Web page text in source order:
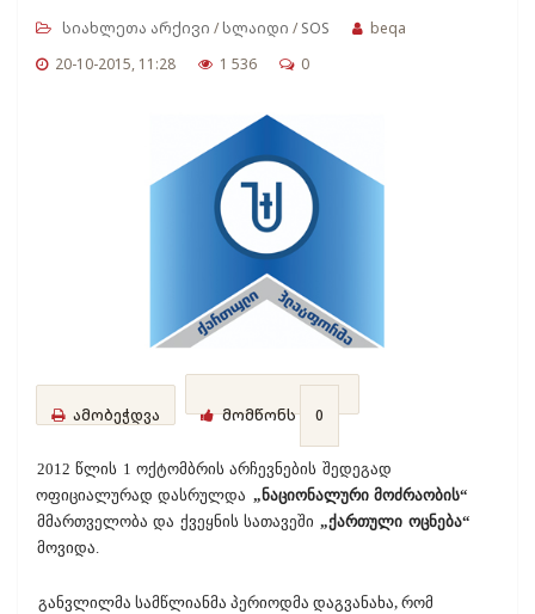
სიახლეთა არქივი /სლაიდი /SOS
beqa
20-10-2015, 11:28
1 536 0
ამობეჭდვა მომწონს 0
2012 წლის 1 ოქტომბრის არჩევნების შედეგად
ოფიციალურად დასრულდა „ნაციონალური მოძრაობის“
მმართველობა და ქვეყნის სათავეში „ქართული ოცნება“
მოვიდა.
განვლილმა სამწლიანმა პერიოდმა დაგვანახა, რომ